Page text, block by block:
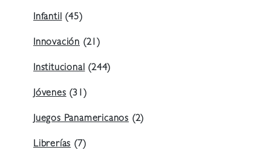
Infantil (45)
Innovación (21)
Institucional (244)
Jóvenes (31)
Juegos Panamericanos (2)
Librerías (7)